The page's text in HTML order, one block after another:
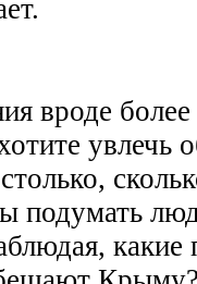
вроде
увлечь
подумать
какие